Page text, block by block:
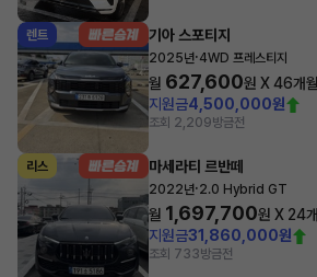
렌트 기아 스포티지
2025년·4WD 프레스티지
월 627,600원 X46개월
지원금4,500,000원
조회 2,209방금전
리스 마세라티 르반떼
2022년·2.0 Hybrid GT
월 1,697,700원 X 24
지원금31,860,000원
조회 733방금전